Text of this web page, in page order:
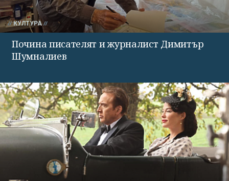
КУЛТУРА
Почина писателят и журналист Димитър
Шумналиев